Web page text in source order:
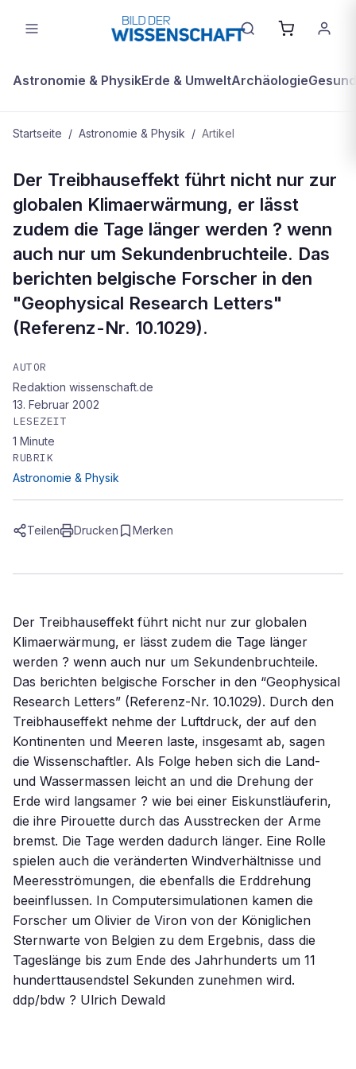
Astronomie & PhysikErde & UmweltArchäologie
Startseite / Astronomie & Physik / Artikel
Treibhauseffekt lässt Tage länger
werden
Der Treibhauseffekt führt nicht nur zur
globalen Klimaerwärmung, er lässt
zudem die Tage länger werden ? wenn
auch nur um Sekundenbruchteile. Das
berichten belgische Forscher in den
"Geophysical Research Letters"
(Referenz-Nr. 10.1029).
AUTOR
Redaktion wissenschaft.de
13. Februar 2002
LESEZEIT
1 Minute
RUBRIK
Astronomie & Physik
Teilen Drucken Merken
Der Treibhauseffekt führt nicht nur zur globalen
Klimaerwärmung, er lässt zudem die Tage länger
werden ? wenn auch nur um Sekundenbruchteile.
Das berichten belgische Forscher in den “Geophysical
Research Letters” (Referenz-Nr. 10.1029). Durch den
Treibhauseffekt nehme der Luftdruck, der auf den
Kontinenten und Meeren laste, insgesamt ab, sagen
die Wissenschaftler. Als Folge heben sich die Land-
und Wassermassen leicht an und die Drehung der
Erde wird langsamer ? wie bei einer Eiskunstläuferin,
die ihre Pirouette durch das Ausstrecken der Arme
bremst. Die Tage werden dadurch länger. Eine Rolle
spielen auch die veränderten Windverhältnisse und
Meeresströmungen, die ebenfalls die Erddrehung
beeinflussen. In Computersimulationen kamen die
Forscher um Olivier de Viron von der Königlichen
Sternwarte von Belgien zu dem Ergebnis, dass die
Tageslänge bis zum Ende des Jahrhunderts um 11
hunderttausendstel Sekunden zunehmen wird.
ddp/bdw ? Ulrich Dewald